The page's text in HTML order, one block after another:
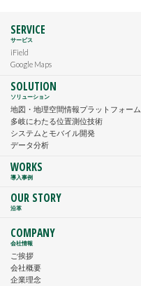
SERVICE
サービス
iField
Google Maps
SOLUTION
ソリューション
地図・地理空間情報プラットフォーム
多岐にわたる位置測位技術
システムとモバイル開発
データ分析
WORKS
導入事例
OUR STORY
沿革
COMPANY
会社情報
ご挨拶
会社概要
企業理念